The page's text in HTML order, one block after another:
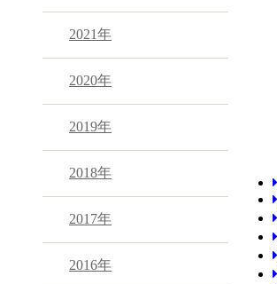
2021年
2020年
2019年
2018年
2017年
2016年